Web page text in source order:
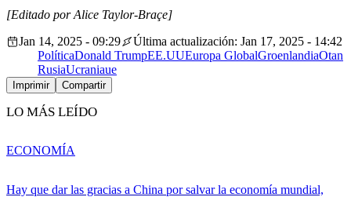
[Editado por Alice Taylor-Braçe]
Jan 14, 2025 - 09:29
Última actualización: Jan 17, 2025 - 14:42
PolíticaDonald TrumpEE.UUEuropa GlobalGroenlandiaOtan
RusiaUcraniaue
Imprimir Compartir
LO MÁS LEÍDO
Hay que dar las gracias a China por salvar la economía mundial,
ECONOMÍA